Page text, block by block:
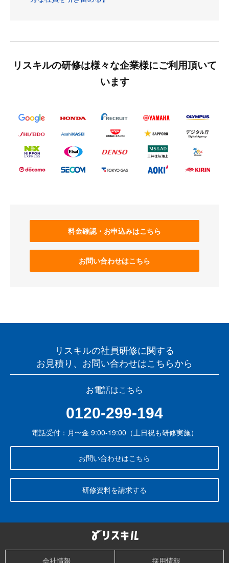
リスキルの研修は様々な企業様にご利用頂いて
います
料金確認・お申込みはこちら
お問い合わせはこちら
リスキルの社員研修に関する
お見積り、お問い合わせはこちらから
お電話はこちら
0120-299-194
電話受付：月〜金 9:00-19:00（土日祝も研修実施）
お問い合わせはこちら
研修資料を請求する
会社情報 採用情報